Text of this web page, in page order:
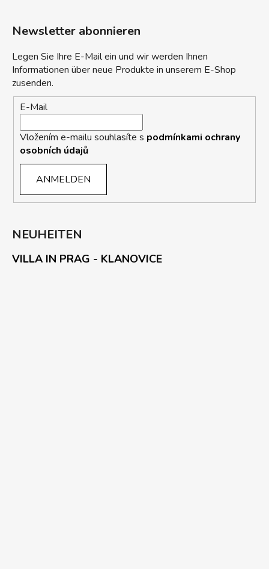
Newsletter abonnieren
Legen Sie Ihre E-Mail ein und wir werden Ihnen
Informationen über neue Produkte in unserem E-Shop
zusenden.
E-Mail
Vložením e-mailu souhlasíte s podmínkami ochrany
osobních údajů
ANMELDEN
NEUHEITEN
VILLA IN PRAG - KLANOVICE